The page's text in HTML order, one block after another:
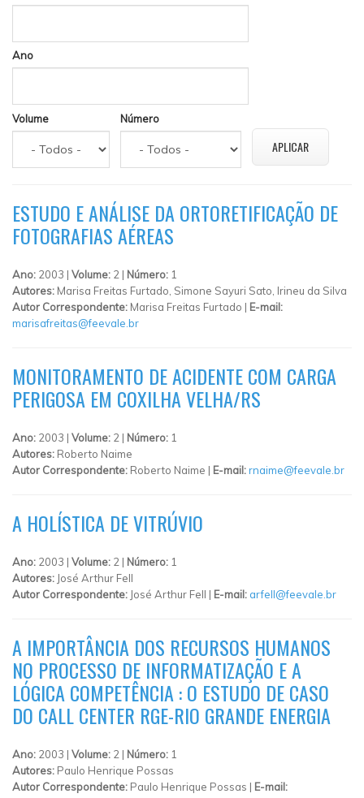
Ano
Volume Número
ESTUDO E ANÁLISE DA ORTORETIFICAÇÃO DE
FOTOGRAFIAS AÉREAS
Ano: 2003 | Volume: 2 | Número: 1
Autores: Marisa Freitas Furtado, Simone Sayuri Sato, Irineu da Silva
Autor Correspondente: Marisa Freitas Furtado | E-mail:
marisafreitas@feevale.br
MONITORAMENTO DE ACIDENTE COM CARGA
PERIGOSA EM COXILHA VELHA/RS
Ano: 2003 | Volume: 2 | Número: 1
Autores: Roberto Naime
Autor Correspondente: Roberto Naime | E-mail:rnaime@feevale.br
A HOLÍSTICA DE VITRÚVIO
Ano: 2003 | Volume: 2 | Número: 1
Autores: José Arthur Fell
Autor Correspondente: José Arthur Fell | E-mail: arfell@feevale.br
A IMPORTÂNCIA DOS RECURSOS HUMANOS
NO PROCESSO DE INFORMATIZAÇÃO E A
LÓGICA COMPETÊNCIA : O ESTUDO DE CASO
DO CALL CENTER RGE-RIO GRANDE ENERGIA
Ano: 2003 | Volume: 2 | Número: 1
Autores: Paulo Henrique Possas
Autor Correspondente: Paulo Henrique Possas | E-mail: